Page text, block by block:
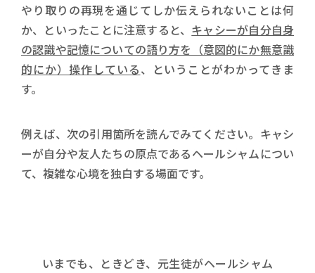
やり取りの再現を通じてしか伝えられないことは何
か、といったことに注意すると、 キャシーが自分自身
の認識や記憶についての語り方を（意図的にか無意識
的にか）操作している、ということがわかってきま
す。
例えば、次の引用箇所を読んでみてください。キャシ
ーが自分や友人たちの原点であるヘールシャムについ
て、複雑な心境を独白する場面です。
いまでも、ときどき、元生徒がヘールシャム